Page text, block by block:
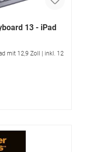
13 - iPad
mit 12,9 Zoll | inkl. 12